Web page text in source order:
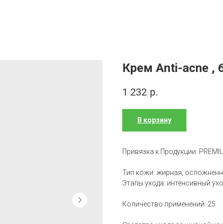
Крем Anti-acne ,
1 232 р.
В корзину
Привязка к Продукции:
Тип кожи: жирная,
Этапы ухода: интенсивный
Количество применений: 25